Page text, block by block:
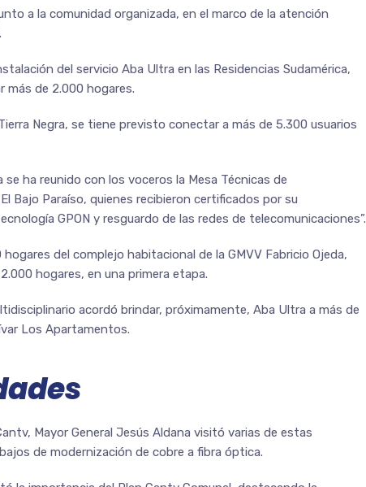
a la comunidad organizada, en el marco de la atención
del servicio Aba Ultra en las Residencias Sudamérica,
más de 2.000 hogares.
Negra, se tiene previsto conectar a más de 5.300 usuarios
ha reunido con los voceros la Mesa Técnicas de
Bajo Paraíso, quienes recibieron certificados por su
GPON y resguardo de las redes de telecomunicaciones”.
del complejo habitacional de la GMVV Fabricio Ojeda,
hogares, en una primera etapa.
acordó brindar, próximamente, Aba Ultra a más de
Los Apartamentos.
Mayor General Jesús Aldana visitó varias de estas
de modernización de cobre a fibra óptica.